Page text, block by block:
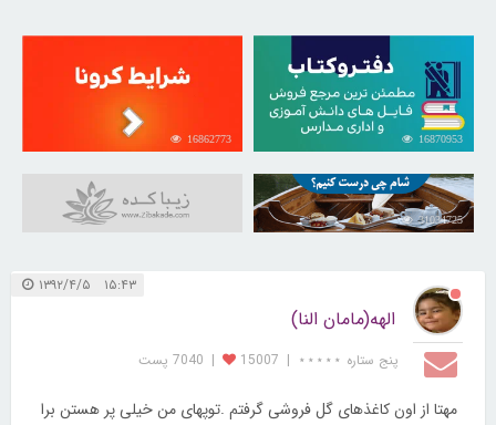
16870953
16862773
31034725
۱۵:۴۳ ۱۳۹۲/۴/۵
الهه(مامان النا)
پنج ستاره ⋆⋆⋆⋆⋆ |
15007
| 7040 پست
مهتا از اون کاغذهای گل فروشی گرفتم .توپهای من خیلی پر هستن برا